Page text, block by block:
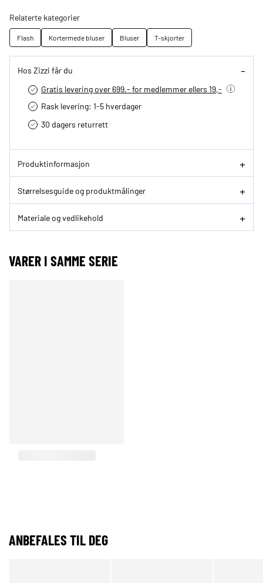
Relaterte kategorier
Flash Kortermede bluser Bluser T-skjorter
Hos Zizzi får du
Gratis levering over 699.- for medlemmer ellers 19,-
Rask levering: 1-5 hverdager
30 dagers returrett
Produktinformasjon
Størrelsesguide og produktmålinger
Materiale og vedlikehold
VARER I SAMME SERIE
ANBEFALES TIL DEG